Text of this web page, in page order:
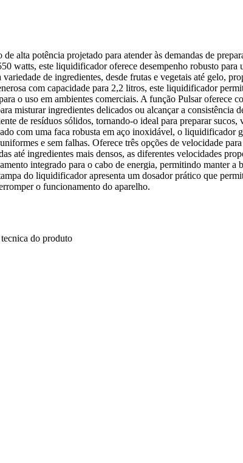
potência projetado para atender às demandas de
watts, este liquidificador oferece desempenho robusto para
de ingredientes, desde frutas e vegetais até gelo,
com capacidade para 2,2 litros, este liquidificador
o uso em ambientes comerciais. A função Pulsar oferece
misturar ingredientes delicados ou alcançar a consistência
de resíduos sólidos, tornando-o ideal para preparar sucos,
com uma faca robusta em aço inoxidável, o liquidificador
e sem falhas. Oferece três opções de velocidade para
até ingredientes mais densos, as diferentes velocidades
integrado para o cabo de energia, permitindo manter a
do liquidificador apresenta um dosador prático que
o funcionamento do aparelho.
do produto